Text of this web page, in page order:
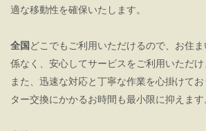
適な移動性を確保いたします。
全国どこでもご利用いただけるので、お住
係なく、安心してサービスをご利用いただけ
また、迅速な対応と丁寧な作業を心掛けて
ター交換にかかるお時間も最小限に抑えます